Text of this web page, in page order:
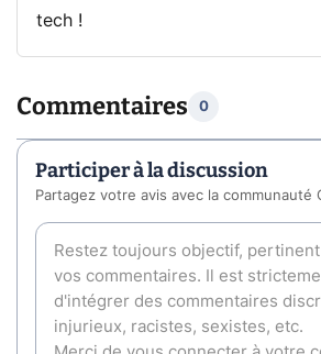
tech !
Commentaires 0
Participer à la discussion
Partagez votre avis avec la communauté